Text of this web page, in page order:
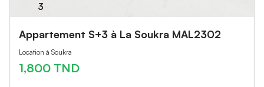
3
Appartement S+3 à La Soukra MAL2302
Location à Soukra
1,800 TND